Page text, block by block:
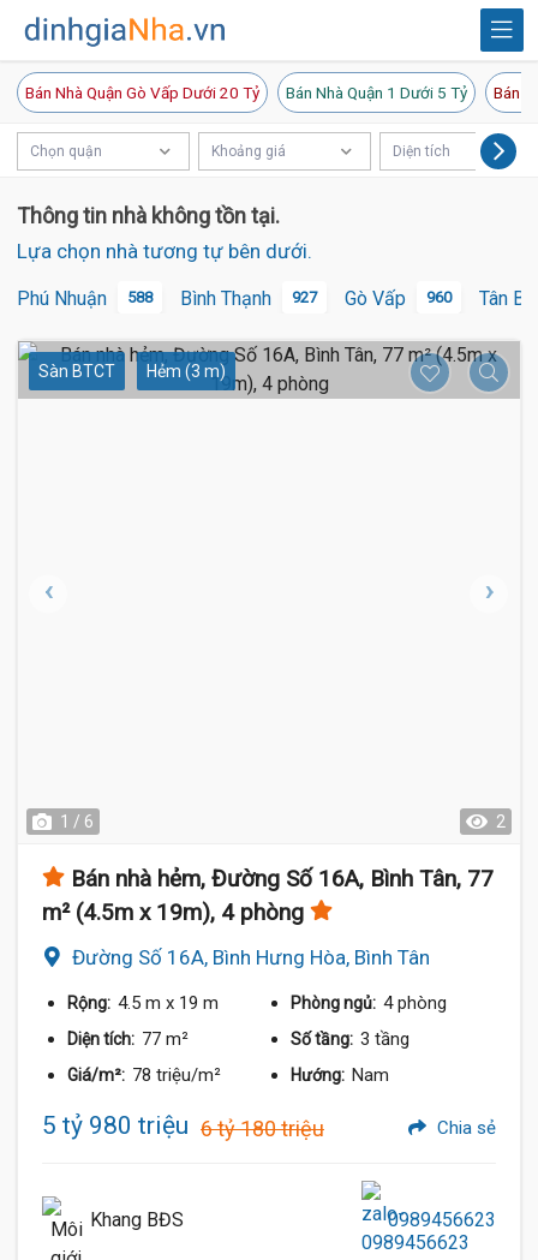
Bán Nhà Quận Gò Vấp Dưới 20 Tỷ Bán Nhà Quận 1 Dưới 5 Tỷ Bán
Chọn quận Khoảng giá Diện tích
Thông tin nhà không tồn tại.
Lựa chọn nhà tương tự bên dưới.
Phú Nhuận 588 Bình Thạnh 927 Gò Vấp 960 Tân
Sàn BTCT Hẻm (3 m)
1 / 6 2
Bán nhà hẻm, Đường Số 16A, Bình Tân, 77
m² (4.5m x 19m), 4 phòng
Đường Số 16A, Bình Hưng Hòa, Bình Tân
Rộng: 4.5 m x 19 m Phòng ngủ: 4 phòng
Diện tích: 77 m² Số tầng: 3 tầng
Giá/m²: 78 triệu/m² Hướng: Nam
5 tỷ 980 triệu 6 tỷ 180 triệu Chia sẻ
Khang BĐS 0989456623